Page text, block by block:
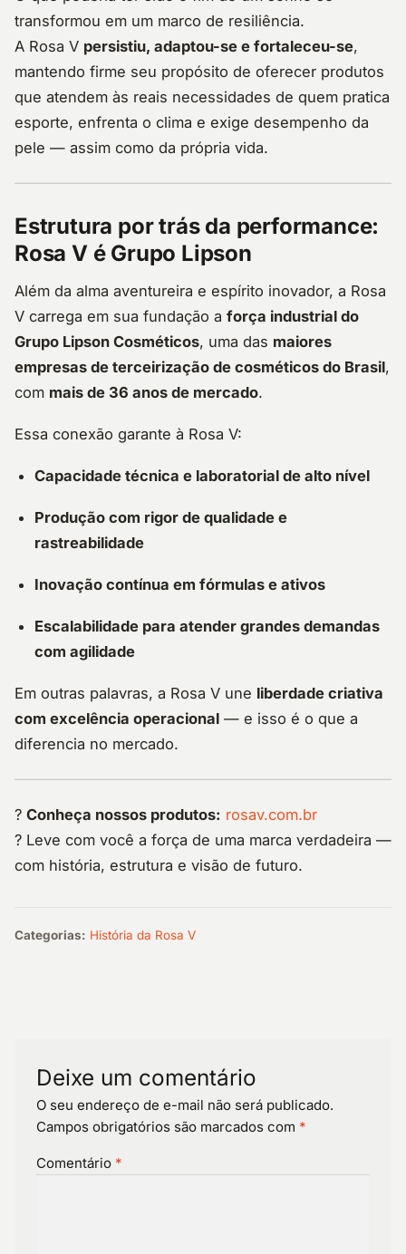
transformou em um marco de resiliência.
A Rosa V persistiu, adaptou-se e fortaleceu-se,
mantendo firme seu propósito de oferecer produtos
que atendem às reais necessidades de quem pratica
esporte, enfrenta o clima e exige desempenho da
pele — assim como da própria vida.
Estrutura por trás da performance:
Rosa V é Grupo Lipson
Além da alma aventureira e espírito inovador, a Rosa
V carrega em sua fundação a força industrial do
Grupo Lipson Cosméticos, uma das maiores
empresas de terceirização de cosméticos do Brasil,
com mais de 36 anos de mercado.
Essa conexão garante à Rosa V:
Capacidade técnica e laboratorial de alto nível
Produção com rigor de qualidade e
rastreabilidade
Inovação contínua em fórmulas e ativos
Escalabilidade para atender grandes demandas
com agilidade
Em outras palavras, a Rosa V une liberdade criativa
com excelência operacional — e isso é o que a
diferencia no mercado.
? Conheça nossos produtos: rosav.com.br
? Leve com você a força de uma marca verdadeira —
com história, estrutura e visão de futuro.
Categorias: História da Rosa V
Deixe um comentário
O seu endereço de e-mail não será publicado.
Campos obrigatórios são marcados com *
Comentário *